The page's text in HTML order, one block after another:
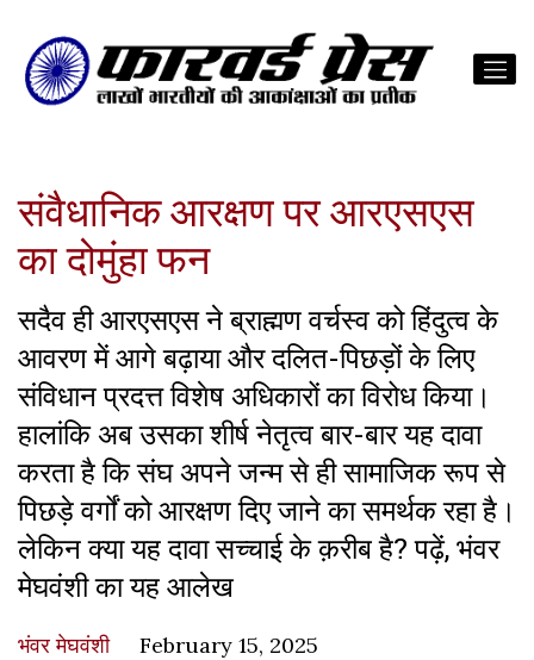
संवैधानिक आरक्षण पर आरएसएस
का दोमुंहा फन
सदैव ही आरएसएस ने ब्राह्मण वर्चस्व को हिंदुत्व के
आवरण में आगे बढ़ाया और दलित-पिछड़ों के लिए
संविधान प्रदत्त विशेष अधिकारों का विरोध किया।
हालांकि अब उसका शीर्ष नेतृत्व बार-बार यह दावा
करता है कि संघ अपने जन्म से ही सामाजिक रूप से
पिछड़े वर्गों को आरक्षण दिए जाने का समर्थक रहा है।
लेकिन क्या यह दावा सच्चाई के क़रीब है? पढ़ें, भंवर
मेघवंशी का यह आलेख
भंवर मेघवंशी February 15, 2025